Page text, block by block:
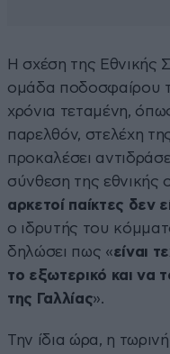
Η σχέση της Εθνικής
ομάδα ποδοσφαίρου
χρόνια τεταμένη,
παρελθόν, στελέχη
προκαλέσει
σύνθεση της εθνικής
αρκετοί παίκτες δεν
ο ιδρυτής του
δηλώσει πως «είναι
το εξωτερικό και να
της Γαλλίας».
Την ίδια ώρα, η